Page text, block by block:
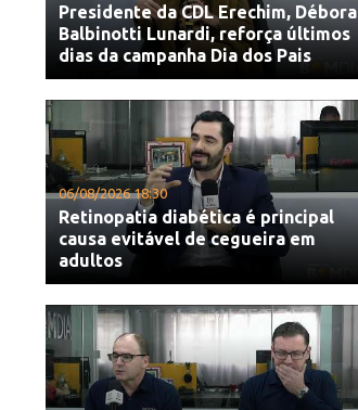
Presidente da CDL Erechim, Débora
Balbinotti Lunardi, reforça últimos
dias da campanha Dia dos Pais
06/08/2026 18:30
Retinopatia diabética é principal
causa evitável de cegueira em
adultos